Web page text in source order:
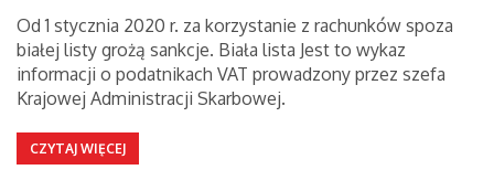
Od 1 stycznia 2020 r. za korzystanie z rachunków spoza
białej listy grożą sankcje. Biała lista Jest to wykaz
informacji o podatnikach VAT prowadzony przez szefa
Krajowej Administracji Skarbowej.
CZYTAJ WIĘCEJ